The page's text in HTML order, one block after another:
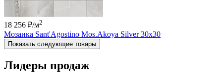
18 256 ₽/м2
Мозаика Sant'Agostino Mos.Akoya Silver 30x30
Показать следующие товары
Лидеры продаж